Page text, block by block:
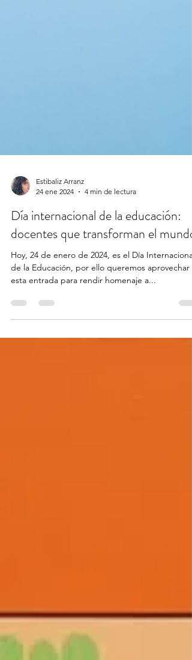
24 ene 2024
4 min de lectura
Día internacional de la educación:
docentes que transforman el mundo.
Hoy, 24 de enero de 2024, es el Día Internacional
esta entrada para rendir homenaje a...